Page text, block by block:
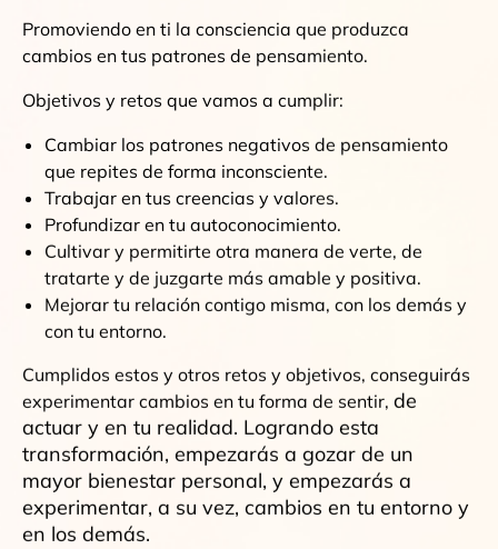
Promoviendo en ti la consciencia que produzca
cambios en tus patrones de pensamiento.
Objetivos y retos que vamos a cumplir:
Cambiar los patrones negativos de pensamiento
que repites de forma inconsciente.
Trabajar en tus creencias y valores.
Profundizar en tu autoconocimiento.
Cultivar y permitirte otra manera de verte, de
tratarte y de juzgarte más amable y positiva.
Mejorar tu relación contigo misma, con los demás y
con tu entorno.
Cumplidos estos y otros retos y objetivos, conseguirás
experimentar cambios en tu forma de sentir, de
actuar y en tu realidad. Logrando esta
transformación, empezarás a gozar de un
mayor bienestar personal, y empezarás a
experimentar, a su vez, cambios en tu entorno y
en los demás.